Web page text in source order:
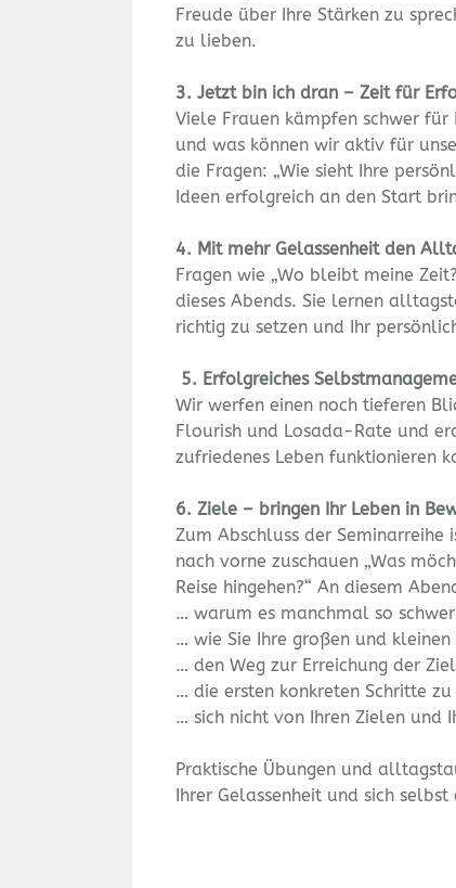
Freude über Ihre Stärken zu
zu lieben.
3. Jetzt bin ich dran – Zeit für
Viele Frauen kämpfen schwer
und was können wir aktiv für
die Fragen: „Wie sieht Ihre
Ideen erfolgreich an den Start
4. Mit mehr Gelassenheit den
Fragen wie „Wo bleibt meine
dieses Abends. Sie lernen
richtig zu setzen und Ihr
5. Erfolgreiches
Wir werfen einen noch tieferen
Flourish und Losada-Rate und
zufriedenes Leben funktionieren
6. Ziele – bringen Ihr Leben in
Zum Abschluss der
nach vorne zuschauen „Was
Reise hingehen?“ An diesem
… warum es manchmal so
… wie Sie Ihre großen und
… den Weg zur Erreichung der
… die ersten konkreten Schritte
… sich nicht von Ihren Zielen und
Praktische Übungen und
Ihrer Gelassenheit und sich